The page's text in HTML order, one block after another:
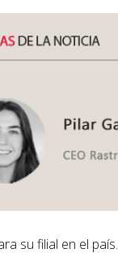
su filial en el país.